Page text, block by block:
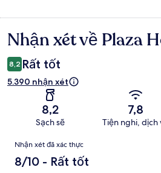
Nhận
xét
Nhận xét về Plaza
8,2 Rất tốt
5.390 nhận xét
8,2
Sạch sẽ
7,8
Tiện nghi, dịch
Nhận
xét
Nhận xét đã xác thực
8/10 - Rất tốt